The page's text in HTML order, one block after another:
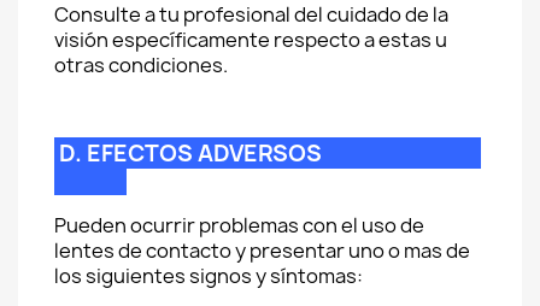
Consulte a tu profesional del cuidado de la
visión específicamente respecto a estas u
otras condiciones.
D. EFECTOS ADVERSOS
Pueden ocurrir problemas con el uso de
lentes de contacto y presentar uno o mas de
los siguientes signos y síntomas: